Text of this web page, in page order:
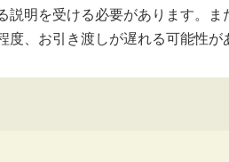
明を受ける必要があります。
、お引き渡しが遅れる可能性が